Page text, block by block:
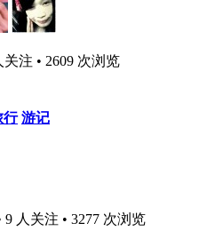
注 • 2609 次浏览
行 游记
9 人关注 • 3277 次浏览